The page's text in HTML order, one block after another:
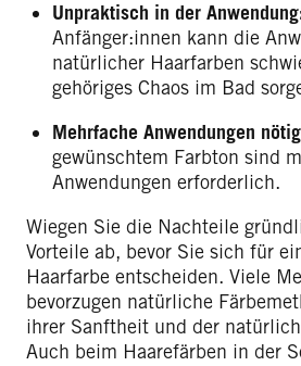
Unpraktisch in der
Anfänger:innen kann die
natürlicher Haarfarben
gehöriges Chaos im Bad
Mehrfache Anwendungen
gewünschtem Farbton sind
Anwendungen erforderlich.
Wiegen Sie die Nachteile
Vorteile ab, bevor Sie sich für
Haarfarbe entscheiden. Viele
bevorzugen natürliche
ihrer Sanftheit und der
Auch beim Haarefärben in der